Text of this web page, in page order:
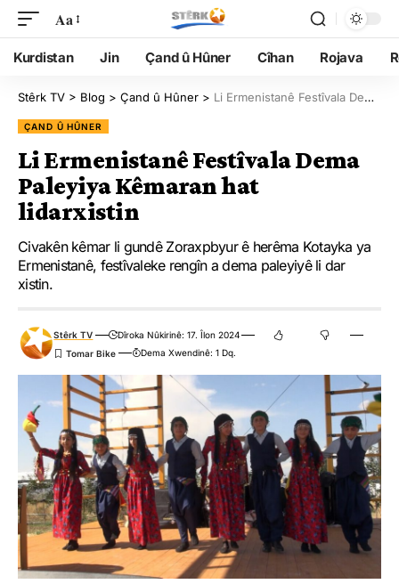
Aa
Kurdistan Jin Çand û Hûner Cîhan Rojava
Stêrk TV > Blog > Çand û Hûner > Li Ermenistanê Festîvala Dema Paleyiya Kêmaran hat lidarxistin
ÇAND Û HÛNER
Li Ermenistanê Festîvala Dema
Paleyiya Kêmaran hat
lidarxistin
Civakên kêmar li gundê Zoraxpbyur ê herêma Kotayka ya
Ermenistanê, festîvaleke rengîn a dema paleyiyê li dar
xistin.
Stêrk TV
Dîroka Nûkirinê: 17. Îlon 2024
Dema Xwendinê: 1 Dq.